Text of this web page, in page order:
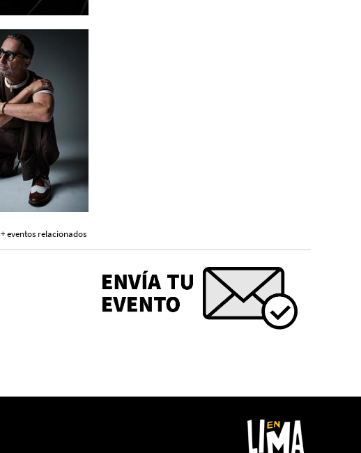
+ eventos relacionados
con los desafíos del
presente
Redacción
“Memoria, territorio, cine”:
un recorrido por las
imágenes que construyen